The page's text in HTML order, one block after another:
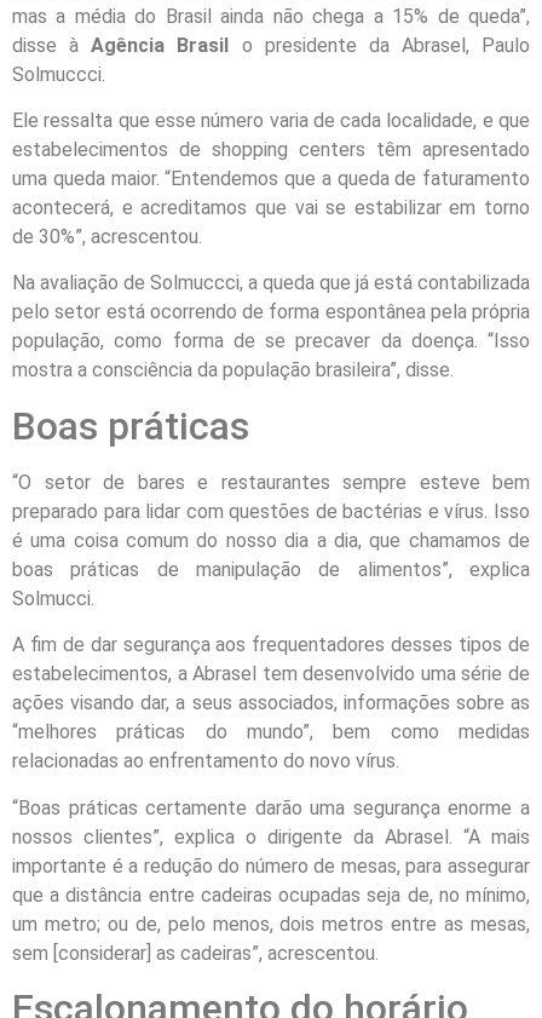
mas a média do Brasil ainda não chega a 15% de queda”,
disse àAgência Brasil o presidente da Abrasel, Paulo
Solmuccci.
Ele ressalta que esse número varia de cada localidade, e que
estabelecimentos de shopping centers têm apresentado
uma queda maior. “Entendemos que a queda de faturamento
acontecerá, e acreditamos que vai se estabilizar em torno
de 30%”, acrescentou.
Na avaliação de Solmuccci, a queda que já está contabilizada
pelo setor está ocorrendo de forma espontânea pela própria
população, como forma de se precaver da doença. “Isso
mostra a consciência da população brasileira”, disse.
Boas práticas
“O setor de bares e restaurantes sempre esteve bem
preparado para lidar com questões de bactérias e vírus. Isso
é uma coisa comum do nosso dia a dia, que chamamos de
boas práticas de manipulação de alimentos”, explica
Solmucci.
A fim de dar segurança aos frequentadores desses tipos de
estabelecimentos, a Abrasel tem desenvolvido uma série de
ações visando dar, a seus associados, informações sobre as
“melhores práticas do mundo”, bem como medidas
relacionadas ao enfrentamento do novo vírus.
“Boas práticas certamente darão uma segurança enorme a
nossos clientes”, explica o dirigente da Abrasel. “A mais
importante é a redução do número de mesas, para assegurar
que a distância entre cadeiras ocupadas seja de, no mínimo,
um metro; ou de, pelo menos, dois metros entre as mesas,
sem [considerar] as cadeiras”, acrescentou.
Escalonamento do horário